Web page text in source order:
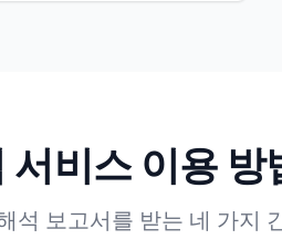
비스 이용 방
석 보고서를 받는 네 가지